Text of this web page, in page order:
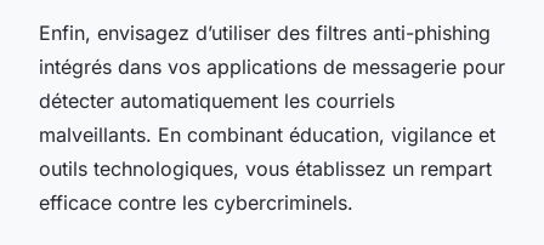
Enfin, envisagez d’utiliser des filtres anti-phishing
intégrés dans vos applications de messagerie pour
détecter automatiquement les courriels
malveillants. En combinant éducation, vigilance et
outils technologiques, vous établissez un rempart
efficace contre les cybercriminels.